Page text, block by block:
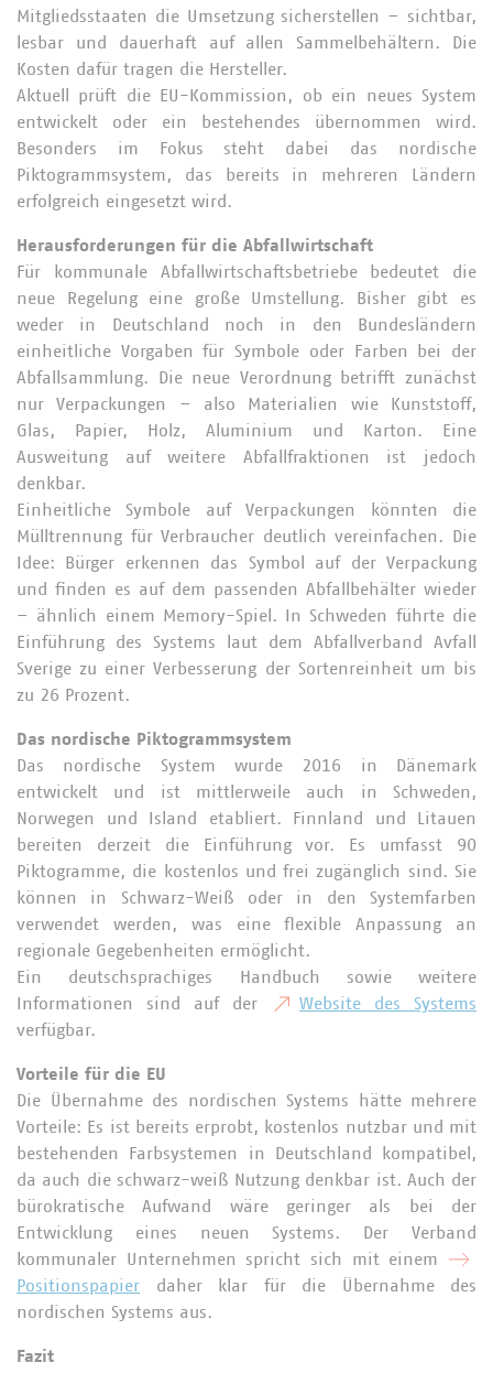
Mitgliedsstaaten die Umsetzung sicherstellen – sichtbar,
lesbar und dauerhaft auf allen Sammelbehältern. Die
Kosten dafür tragen die Hersteller.
Aktuell prüft die EU-Kommission, ob ein neues System
entwickelt oder ein bestehendes übernommen wird.
Besonders im Fokus steht dabei das nordische
Piktogrammsystem, das bereits in mehreren Ländern
erfolgreich eingesetzt wird.
Herausforderungen für die Abfallwirtschaft
Für kommunale Abfallwirtschaftsbetriebe bedeutet die
neue Regelung eine große Umstellung. Bisher gibt es
weder in Deutschland noch in den Bundesländern
einheitliche Vorgaben für Symbole oder Farben bei der
Abfallsammlung. Die neue Verordnung betrifft zunächst
nur Verpackungen – also Materialien wie Kunststoff,
Glas, Papier, Holz, Aluminium und Karton. Eine
Ausweitung auf weitere Abfallfraktionen ist jedoch
denkbar.
Einheitliche Symbole auf Verpackungen könnten die
Mülltrennung für Verbraucher deutlich vereinfachen. Die
Idee: Bürger erkennen das Symbol auf der Verpackung
und finden es auf dem passenden Abfallbehälter wieder
– ähnlich einem Memory-Spiel. In Schweden führte die
Einführung des Systems laut dem Abfallverband Avfall
Sverige zu einer Verbesserung der Sortenreinheit um bis
zu 26 Prozent.
Das nordische Piktogrammsystem
Das nordische System wurde 2016 in Dänemark
entwickelt und ist mittlerweile auch in Schweden,
Norwegen und Island etabliert. Finnland und Litauen
bereiten derzeit die Einführung vor. Es umfasst 90
Piktogramme, die kostenlos und frei zugänglich sind. Sie
können in Schwarz-Weiß oder in den Systemfarben
verwendet werden, was eine flexible Anpassung an
regionale Gegebenheiten ermöglicht.
Ein deutschsprachiges Handbuch sowie weitere
Informationen sind auf der
Website des Systems
verfügbar.
Vorteile für die EU
Die Übernahme des nordischen Systems hätte mehrere
Vorteile: Es ist bereits erprobt, kostenlos nutzbar und mit
bestehenden Farbsystemen in Deutschland kompatibel,
da auch die schwarz-weiß Nutzung denkbar ist. Auch der
bürokratische Aufwand wäre geringer als bei der
Entwicklung eines neuen Systems. Der Verband
kommunaler Unternehmen spricht sich mit einem
Positionspapier daher klar für die Übernahme des
nordischen Systems aus.
Fazit